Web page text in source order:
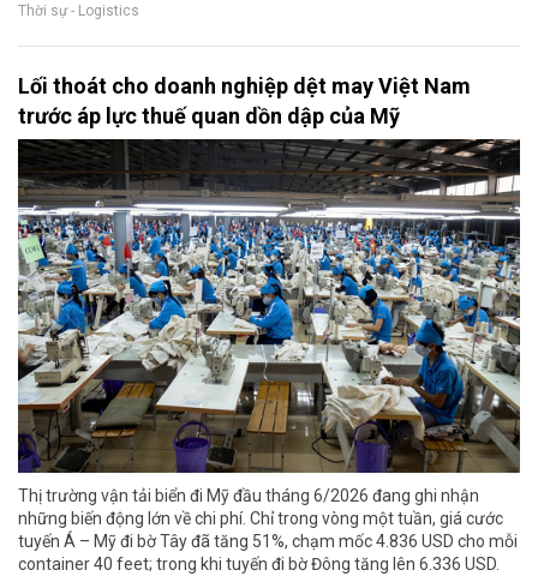
Thời sự - Logistics
Lối thoát cho doanh nghiệp dệt may Việt Nam
trước áp lực thuế quan dồn dập của Mỹ
Thị trường vận tải biển đi Mỹ đầu tháng 6/2026 đang ghi nhận
những biến động lớn về chi phí. Chỉ trong vòng một tuần, giá cước
tuyến Á – Mỹ đi bờ Tây đã tăng 51%, chạm mốc 4.836 USD cho mỗi
container 40 feet; trong khi tuyến đi bờ Đông tăng lên 6.336 USD.